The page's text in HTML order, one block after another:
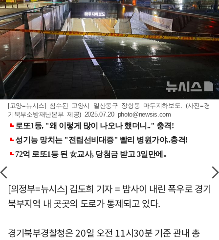
[고양=뉴시스] 침수된 고양시 일산동구 장항동 마두지하보도. (사진=경
기북부소방재난본부 제공) 2025.07.20 photo@newsis.com
[의정부=뉴시스] 김도희 기자 = 밤사이 내린 폭우로 경기
북부지역 내 곳곳의 도로가 통제되고 있다.
경기북부경찰청은 20일 오전 11시30분 기준 관내 총